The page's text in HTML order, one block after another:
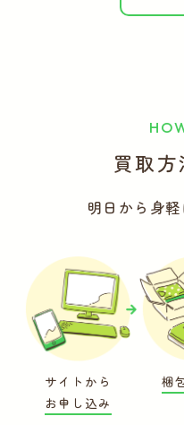
買取方
明日から身軽
サイトから
お申し込み
梱